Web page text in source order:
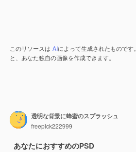
このリソースは AIによって生成されたものです。
と、あなた独自の画像を作成できます。
透明な背景に蜂蜜のスプラッシュ
freepick222999
あなたにおすすめのPSD